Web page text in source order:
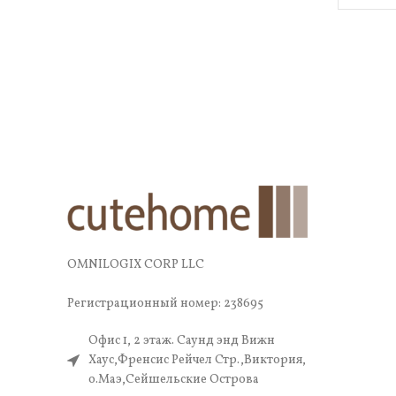
OMNILOGIX CORP LLC
Регистрационный номер: 238695
Офис 1, 2 этаж. Саунд энд Вижн
Хаус,Френсис Рейчел Стр.,Виктория,
о.Маэ,Сейшельские Острова